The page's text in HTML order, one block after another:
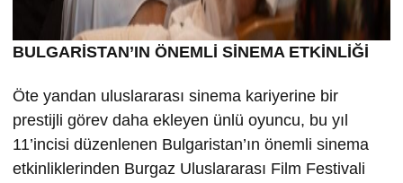
BULGARİSTAN’IN ÖNEMLİ SİNEMA ETKİNLİĞİ
Öte yandan uluslararası sinema kariyerine bir
prestijli görev daha ekleyen ünlü oyuncu, bu yıl
11’incisi düzenlenen Bulgaristan’ın önemli sinema
etkinliklerinden Burgaz Uluslararası Film Festivali